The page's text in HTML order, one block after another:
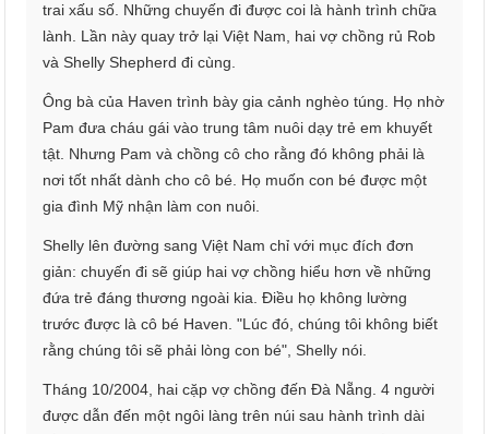
trai xấu số. Những chuyến đi được coi là hành trình chữa
lành. Lần này quay trở lại Việt Nam, hai vợ chồng rủ Rob
và Shelly Shepherd đi cùng.
Ông bà của Haven trình bày gia cảnh nghèo túng. Họ nhờ
Pam đưa cháu gái vào trung tâm nuôi dạy trẻ em khuyết
tật. Nhưng Pam và chồng cô cho rằng đó không phải là
nơi tốt nhất dành cho cô bé. Họ muốn con bé được một
gia đình Mỹ nhận làm con nuôi.
Shelly lên đường sang Việt Nam chỉ với mục đích đơn
giản: chuyến đi sẽ giúp hai vợ chồng hiểu hơn về những
đứa trẻ đáng thương ngoài kia. Điều họ không lường
trước được là cô bé Haven. "Lúc đó, chúng tôi không biết
rằng chúng tôi sẽ phải lòng con bé", Shelly nói.
Tháng 10/2004, hai cặp vợ chồng đến Đà Nẵng. 4 người
được dẫn đến một ngôi làng trên núi sau hành trình dài